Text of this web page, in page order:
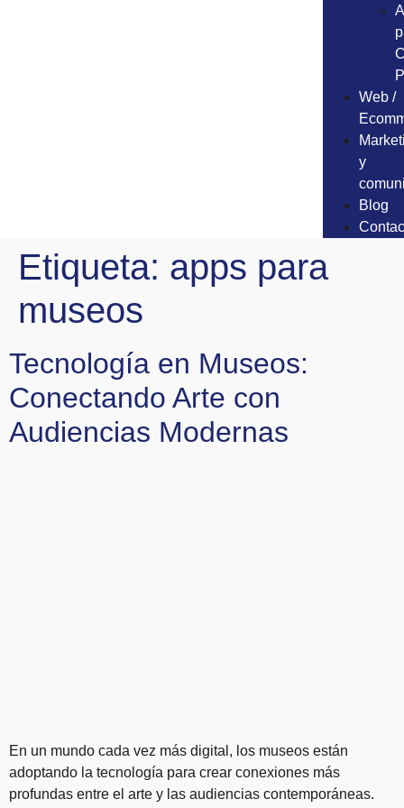
Web /
y
Blog
Etiqueta: apps para
museos
Tecnología en Museos:
Conectando Arte con
Audiencias Modernas
En un mundo cada vez más digital, los museos están
adoptando la tecnología para crear conexiones más
profundas entre el arte y las audiencias contemporáneas.